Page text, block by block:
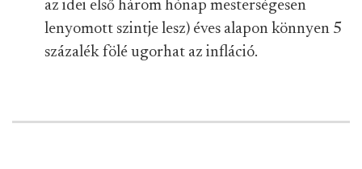
az idei első három hónap mesterségesen
lenyomott szintje lesz) éves alapon könnyen 5
százalék fölé ugorhat az infláció.